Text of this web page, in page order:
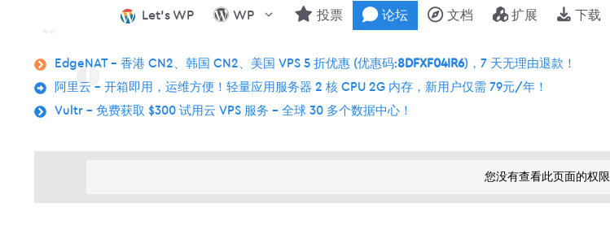
Let’s WP WP 投票 论坛 文档 扩展 下载
EdgeNAT – 香港 CN2、韩国 CN2、美国 VPS 5 折优惠 (优惠码:8DFXF04IR6)，7 天无理由退款！
阿里云 – 开箱即用，运维方便！轻量应用服务器 2 核 CPU 2G 内存，新用户仅需 79元/年！
Vultr – 免费获取 $300 试用云 VPS 服务 – 全球 30 多个数据中心！
您没有查看此页面的权限